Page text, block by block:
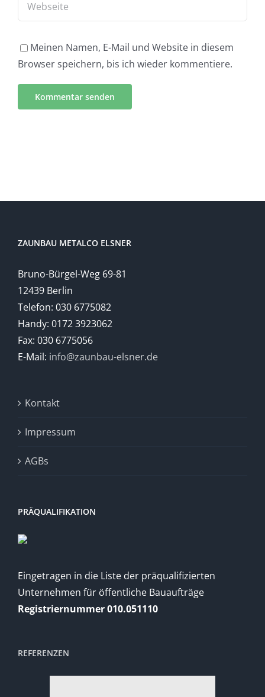
Meinen Namen, E-Mail und Website in diesem
Browser speichern, bis ich wieder kommentiere.
ZAUNBAU METALCO ELSNER
Bruno-Bürgel-Weg 69-81
12439 Berlin
Telefon: 030 6775082
Handy: 0172 3923062
Fax: 030 6775056
E-Mail: info@zaunbau-elsner.de
Kontakt
Impressum
AGBs
PRÄQUALIFIKATION
Eingetragen in die Liste der präqualifizierten
Unternehmen für öffentliche Bauaufträge
Registriernummer 010.051110
REFERENZEN